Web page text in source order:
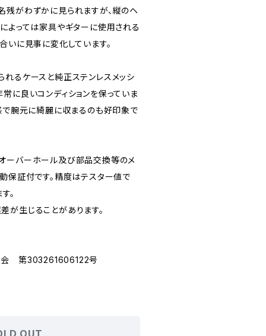
残がわずかに見られますが、縦のヘ
よっては家具やギターに使用される
いに見事に変化しています。
れるケースと純正ステンレスメッシ
に良いコンディションを保っていま
で腕元に綺麗に収まるのも好印象で
ーバーホール及び部品交換等のメ
保証付です。精度はテスター値で
。
生じることがあります。
会 第303261606122号